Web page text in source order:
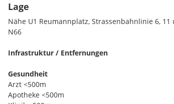
Historischer Charme:
ihren charakteristischen Altbaucharme aus.
Fassade, Parkettböden und großzügige Räume
Wohnungen zu einer begehrten Option für
machen.
Zentrale Lage:
hervorragende Anbindung an den öffentlichen
die Innenstadt von Wien zu gelangen. Mit der
haben Sie mehrere Verbindungen welche Sie
Lage
Nähe U1 Reumannplatz, Strassenbahnlinie 6,
N66
Infrastruktur / Entfernungen
Gesundheit
Arzt <500m
Apotheke <500m